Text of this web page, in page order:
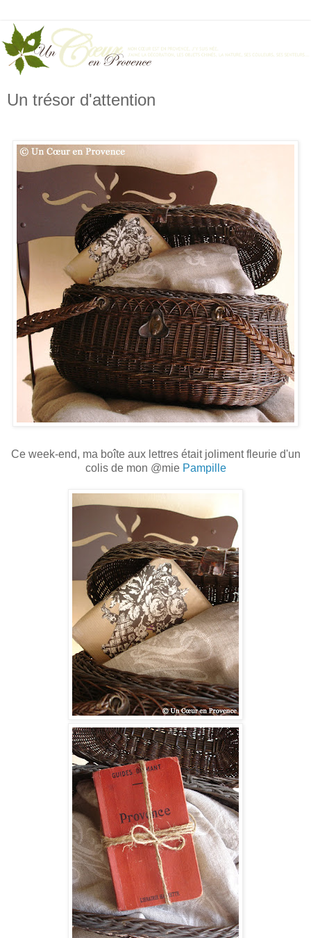
Un trésor d'attention
Ce week-end, ma boîte aux lettres était joliment fleurie d'un
colis de mon @mie Pampille